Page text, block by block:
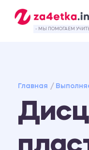
- МЫ ПОМОГАЕМ
Главная